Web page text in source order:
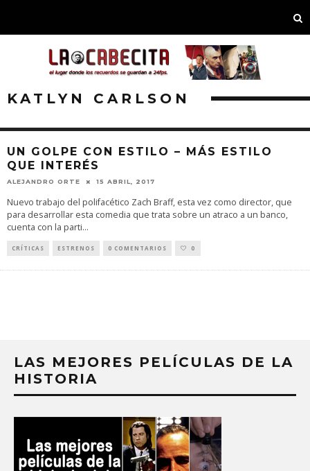
KATLYN CARLSON
UN GOLPE CON ESTILO – MÁS ESTILO
QUE INTERÉS
ALEJANDRO ORTE 15 ABRIL, 2017
Nuevo trabajo del polifacético Zach Braff, esta vez como director, que
para desarrollar esta comedia que trata sobre un atraco a un banco,
cuenta con la parti...
CRÍTICAS ESTRENOS 0 COMENTARIOS 0
LAS MEJORES PELÍCULAS DE LA
HISTORIA